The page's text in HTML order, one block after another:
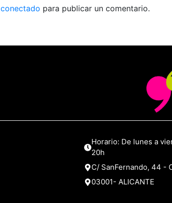
conectado para publicar un comentario.
Horario: De lunes a
20h
C/ SanFernando, 44 -
03001- ALICANTE